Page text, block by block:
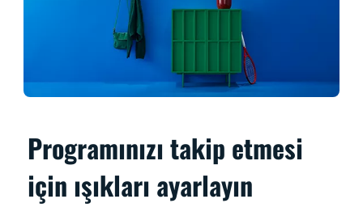
Programınızı takip etmesi
için ışıkları ayarlayın